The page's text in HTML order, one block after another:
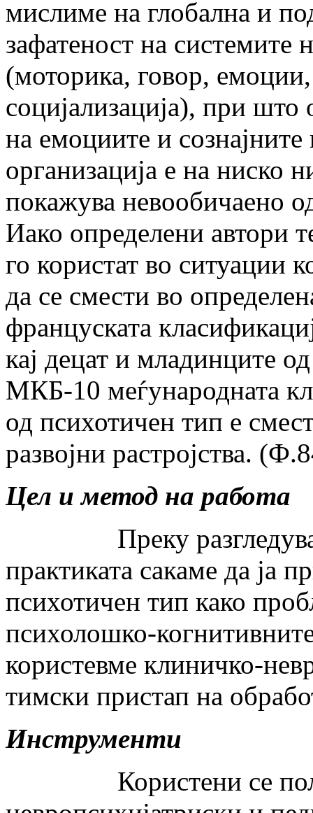
мислиме на глобална и
зафатеност на системите
(моторика, говор,
социјализација), при што
на емоциите и сознајните
организација е на ниско
покажува невообичаено
Иако определени автори
го користат во ситуации
да се смести во
француската
кај децат и младинците
МКБ-10 меѓународната
од психотичен тип е
развојни растројства.
Цел и метод на работа
Преку разгледување
практиката сакаме да ја
психотичен тип како
психолошко-
користевме клиничко-
тимски пристап на
Инструменти
Користени се